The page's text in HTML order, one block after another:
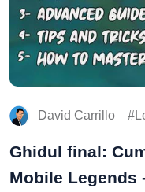
David Carrillo
Ghidul final:
Mobile Legends